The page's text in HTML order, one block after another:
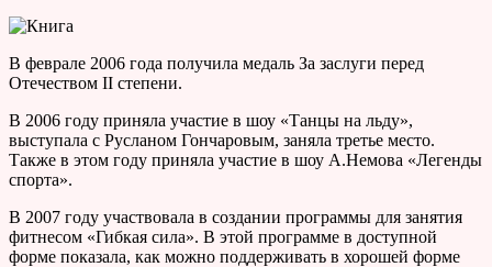
В феврале 2006 года получила медаль За заслуги перед
Отечеством II степени.
В 2006 году приняла участие в шоу «Танцы на льду»,
выступала с Русланом Гончаровым, заняла третье место.
Также в этом году приняла участие в шоу А.Немова «Легенды
спорта».
В 2007 году участвовала в создании программы для занятия
фитнесом «Гибкая сила». В этой программе в доступной
форме показала, как можно поддерживать в хорошей форме